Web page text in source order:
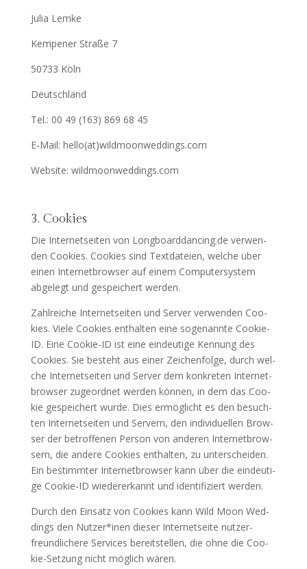
Julia Lem­ke
Kempe­ner Stra­ße 7
50733 Köln
Deutsch­land
Tel.: 00 49 (163) 869 68 45
E‑Mail: hello(at)wildmoonweddings.com
Web­site: wildmoonweddings.com
3. Cookies
Die Inter­net­sei­ten von Longboarddancing.de ver­wen­
den Coo­kies. Coo­kies sind Text­da­tei­en, wel­che über
einen Inter­net­brow­ser auf einem Com­pu­ter­sys­tem
abge­legt und gespei­chert werden.
Zahl­rei­che Inter­net­sei­ten und Ser­ver ver­wen­den Coo­
kies. Vie­le Coo­kies ent­hal­ten eine soge­nann­te Coo­kie-
ID. Eine Coo­kie-ID ist eine ein­deu­ti­ge Ken­nung des
Coo­kies. Sie besteht aus einer Zei­chen­fol­ge, durch wel­
che Inter­net­sei­ten und Ser­ver dem kon­kre­ten Inter­net­
brow­ser zuge­ord­net wer­den kön­nen, in dem das Coo­
kie gespei­chert wur­de. Dies ermög­licht es den besuch­
ten Inter­net­sei­ten und Ser­vern, den indi­vi­du­el­len Brow­
ser der betrof­fe­nen Per­son von ande­ren Inter­net­brow­
sern, die ande­re Coo­kies ent­hal­ten, zu unter­schei­den.
Ein bestimm­ter Inter­net­brow­ser kann über die ein­deu­ti­
ge Coo­kie-ID wie­der­erkannt und iden­ti­fi­ziert werden.
Durch den Ein­satz von Coo­kies kann Wild Moon Wed­
dings den Nutzer*inen die­ser Inter­net­sei­te nut­zer­
freund­li­che­re Ser­vices bereit­stel­len, die ohne die Coo­
kie-Set­zung nicht mög­lich wären.